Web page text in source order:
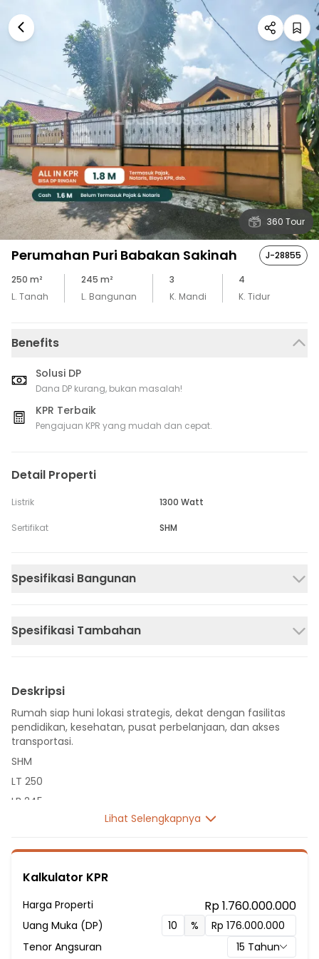
360 Tour
Perumahan Puri Babakan Sakinah
J-28855
250 m²
L. Tanah
245 m²
L. Bangunan
3
K. Mandi
4
K. Tidur
Benefits
Solusi DP
Dana DP kurang, bukan masalah!
KPR Terbaik
Pengajuan KPR yang mudah dan cepat.
Detail Properti
Listrik 1300 Watt
Sertifikat SHM
Spesifikasi Bangunan
Spesifikasi Tambahan
Deskripsi
Rumah siap huni lokasi strategis, dekat dengan fasilitas
pendidikan, kesehatan, pusat perbelanjaan, dan akses
transportasi.
SHM
LT 250
LB 245
Listrik 1300 VA
Sumber Air PDAM
Fasilitas Sekitar Hunian:
3 Menit ke SDN Cimahpar 2
Lihat Selengkapnya
Kalkulator KPR
Harga Properti Rp 1.760.000.000
Uang Muka (DP)
%
Tenor Angsuran
15 Tahun